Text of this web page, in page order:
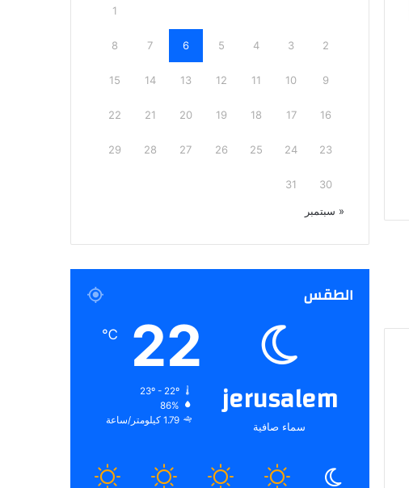
1
2
3
4
5
6
7
8
9
10
11
12
13
14
15
16
17
18
19
20
21
22
23
24
25
26
27
28
29
30
31
« سبتمبر
الطقس
jerusalem
سماء صافية
22
℃
23º - 22º
86%
1.79 كيلومتر/ساعة